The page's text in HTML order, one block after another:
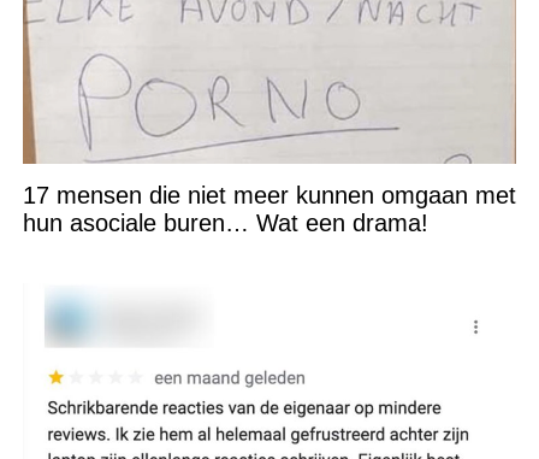
17 mensen die niet meer kunnen omgaan met
hun asociale buren… Wat een drama!